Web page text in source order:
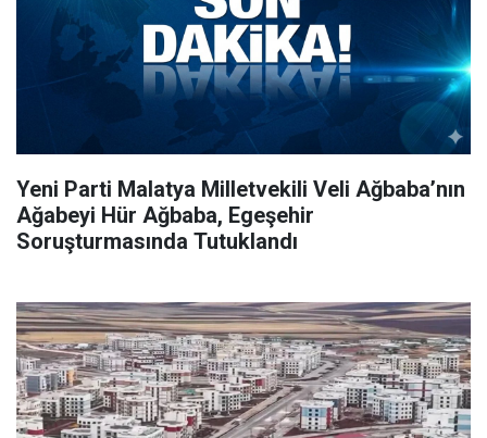
Yeni Parti Malatya Milletvekili Veli Ağbaba’nın
Ağabeyi Hür Ağbaba, Egeşehir
Soruşturmasında Tutuklandı